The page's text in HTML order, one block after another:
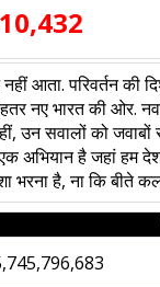
परिवर्तन की
नए भारत की
उन सवालों को
अभियान है जहां
है, ना कि बीते